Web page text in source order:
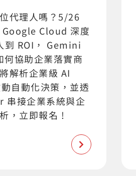
代理人嗎？5/26
Google Cloud 深度
到 ROI， Gemini
協助企業落實商
解析企業級 AI
自動化決策，並透
接企業系統與企
，立即報名 !